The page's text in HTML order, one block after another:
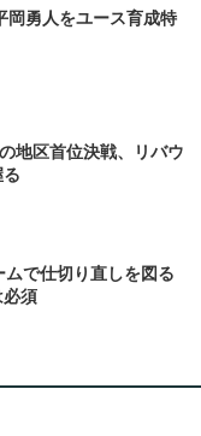
岡勇人をユース育成特
地区首位決戦、リバウ
ムで仕切り直しを図る
必須